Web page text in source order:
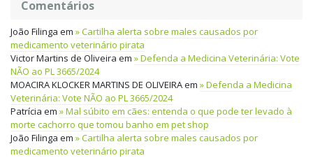
Comentários
João Filinga em
Cartilha alerta sobre males causados por
medicamento veterinário pirata
Victor Martins de Oliveira em
Defenda a Medicina Veterinária: Vote
NÃO ao PL 3665/2024
MOACIRA KLOCKER MARTINS DE OLIVEIRAem
Defenda a Medicina
Veterinária: Vote NÃO ao PL 3665/2024
Patrícia em
Mal súbito em cães: entenda o que pode ter levado à
morte cachorro que tomou banho em pet shop
João Filinga em
Cartilha alerta sobre males causados por
medicamento veterinário pirata